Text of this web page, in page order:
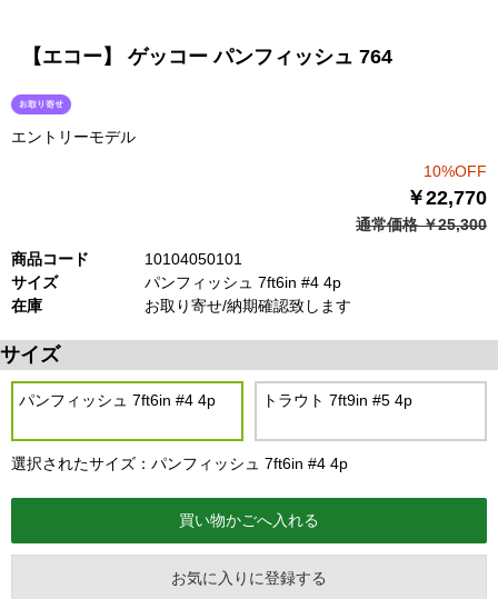
【エコー】 ゲッコー パンフィッシュ 764
エントリーモデル
10%OFF
￥22,770
通常価格 ￥25,300
商品コード
10104050101
サイズ
パンフィッシュ 7ft6in #4 4p
在庫
お取り寄せ/納期確認致します
サイズ
パンフィッシュ 7ft6in #4 4p トラウト 7ft9in #5 4p
選択されたサイズ：パンフィッシュ 7ft6in #4 4p
お気に入りに登録する